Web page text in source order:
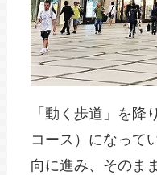
「動く歩道」を降
コース）になって
向に進み、そのま